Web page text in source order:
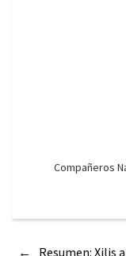
Compañeros
←
Resumen: Xilis